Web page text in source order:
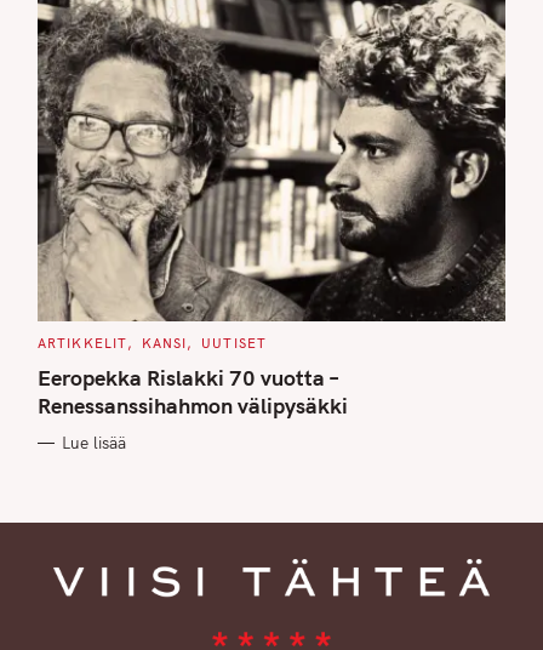
C
T
E
G
O
I
ARTIKKELIT KANSI UUTISET
Eeropekka Rislakki 70 vuotta –
Renessanssihahmon välipysäkki
Lue lisää